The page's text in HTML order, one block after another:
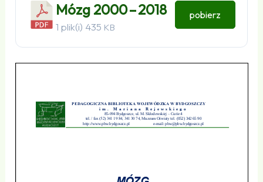
Mózg 2000 – 2018
1 plik(i) 435 KB
pobierz